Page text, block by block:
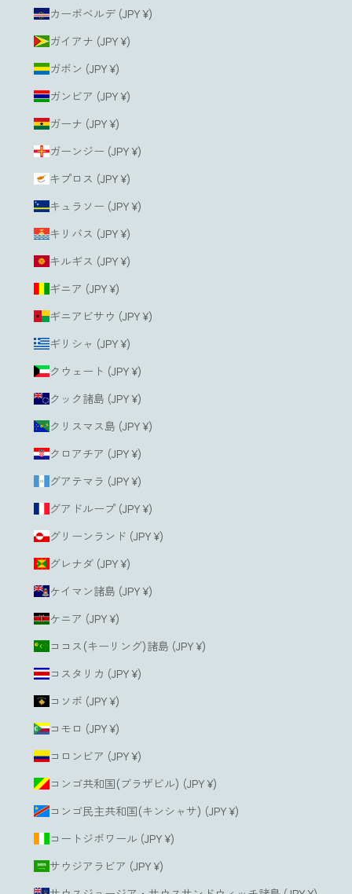
カーボベルデ (JPY ¥)
ガイアナ (JPY ¥)
ガボン (JPY ¥)
ガンビア (JPY ¥)
ガーナ (JPY ¥)
ガーンジー (JPY ¥)
キプロス (JPY ¥)
キュラソー (JPY ¥)
キリバス (JPY ¥)
キルギス (JPY ¥)
ギニア (JPY ¥)
ギニアビサウ (JPY ¥)
ギリシャ (JPY ¥)
クウェート (JPY ¥)
クック諸島 (JPY ¥)
クリスマス島 (JPY ¥)
クロアチア (JPY ¥)
グアテマラ (JPY ¥)
グアドループ (JPY ¥)
グリーンランド (JPY ¥)
グレナダ (JPY ¥)
ケイマン諸島 (JPY ¥)
ケニア (JPY ¥)
ココス(キーリング)諸島 (JPY ¥)
コスタリカ (JPY ¥)
コソボ (JPY ¥)
コモロ (JPY ¥)
コロンビア (JPY ¥)
コンゴ共和国(ブラザビル) (JPY ¥)
コンゴ民主共和国(キンシャサ) (JPY ¥)
コートジボワール (JPY ¥)
サウジアラビア (JPY ¥)